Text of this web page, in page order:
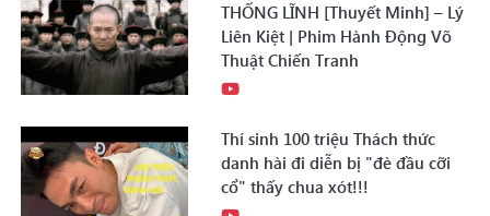
THỐNG LĨNH [Thuyết Minh] – Lý
Liên Kiệt | Phim Hành Động Võ
Thuật Chiến Tranh
Thí sinh 100 triệu Thách thức
danh hài đi diễn bị "đè đầu cỡi
cổ" thấy chua xót!!!